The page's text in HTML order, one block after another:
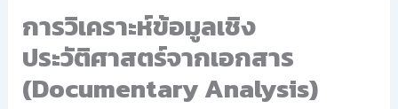
การวิเคราะห์ข้อมูลเชิง
ประวัติศาสตร์จากเอกสาร
(Documentary Analysis)